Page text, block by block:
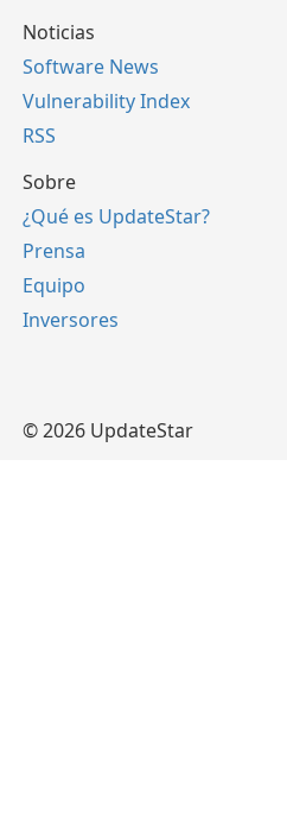
Noticias
Software News
Vulnerability Index
RSS
Sobre
¿Qué es UpdateStar?
Prensa
Equipo
Inversores
© 2026 UpdateStar